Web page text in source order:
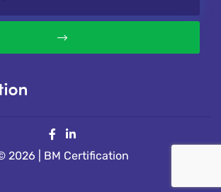
2026 | BM Certification